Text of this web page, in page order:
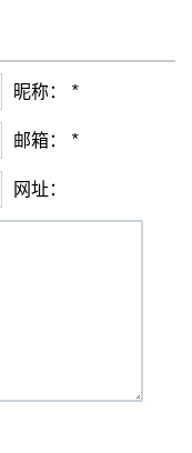
昵称： *
邮箱： *
网址：